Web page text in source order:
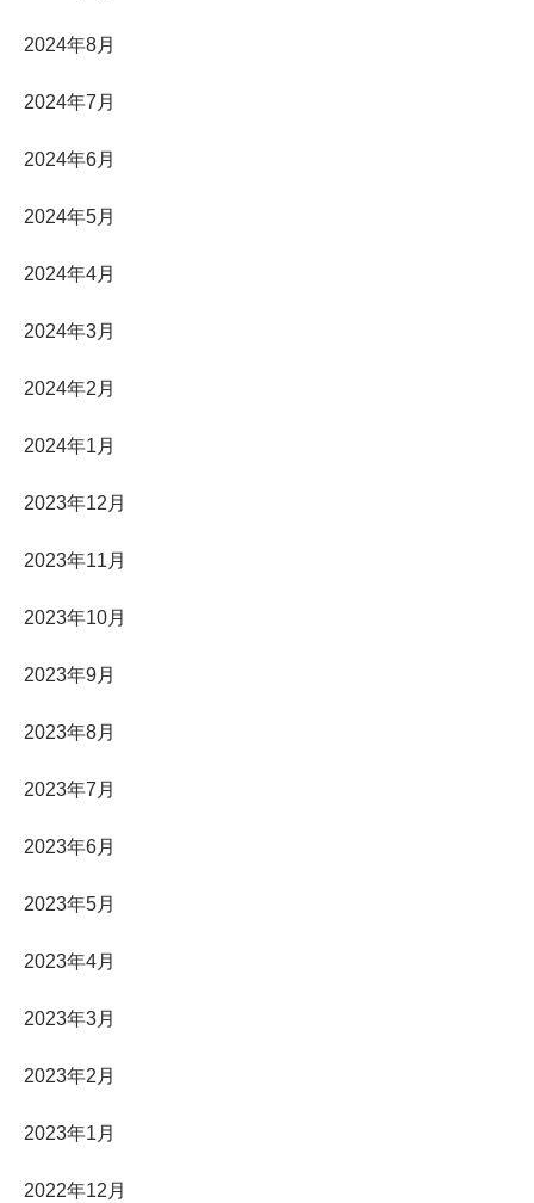
2024年8月
2024年7月
2024年6月
2024年5月
2024年4月
2024年3月
2024年2月
2024年1月
2023年12月
2023年11月
2023年10月
2023年9月
2023年8月
2023年7月
2023年6月
2023年5月
2023年4月
2023年3月
2023年2月
2023年1月
2022年12月